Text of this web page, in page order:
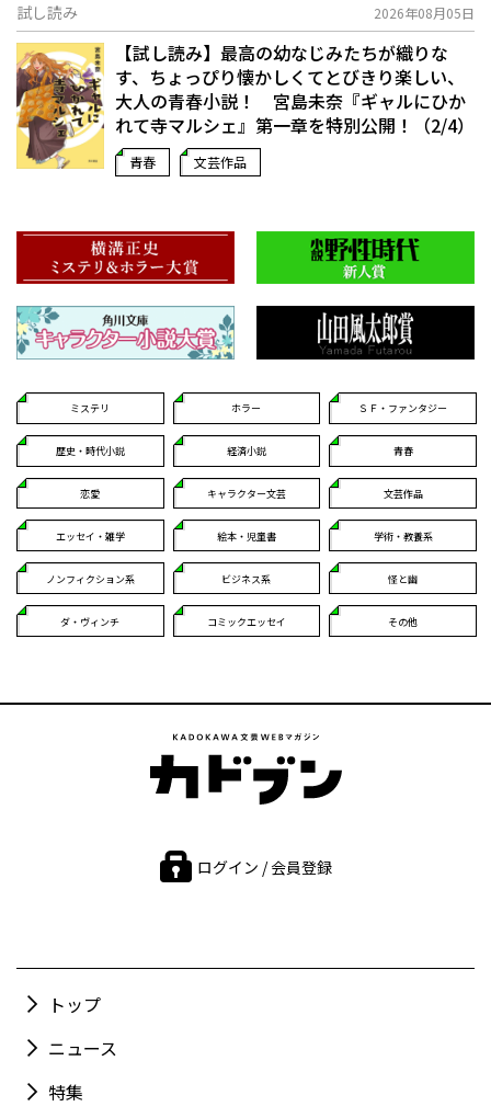
試し読み 2026年08月05日
【試し読み】最高の幼なじみたちが織りな
す、ちょっぴり懐かしくてとびきり楽しい、
大人の青春小説！ 宮島未奈『ギャルにひか
れて寺マルシェ』第一章を特別公開！（2/4）
青春 文芸作品
ミステリ ホラー ＳＦ・ファンタジー
歴史・時代小説 経済小説 青春
恋愛 キャラクター文芸 文芸作品
エッセイ・雑学 絵本・児童書 学術・教養系
ノンフィクション系 ビジネス系 怪と幽
ダ・ヴィンチ コミックエッセイ その他
ログイン / 会員登録
トップ
ニュース
特集